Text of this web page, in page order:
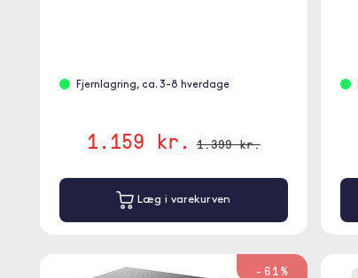
Fjernlagring, ca. 3-8 hverdage
1.159 kr. 1.399 kr.
Læg i varekurven
-61%